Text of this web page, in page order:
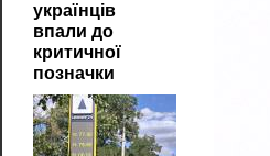
українців
впали до
критичної
позначки